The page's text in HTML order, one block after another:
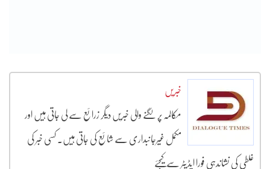
خبریں
مکالمہ پر لگنے والی خبریں دیگر زرائع سے لی جاتی ہیں اور
مکمل غیرجانبداری سے شائع کی جاتی ہیں۔ کسی خبر کی
غلطی کی نشاندہی فورا ایڈیٹر سے کیجئے